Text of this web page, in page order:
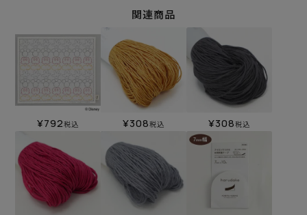
関連商品
¥792税込 ¥308税込 ¥308税込